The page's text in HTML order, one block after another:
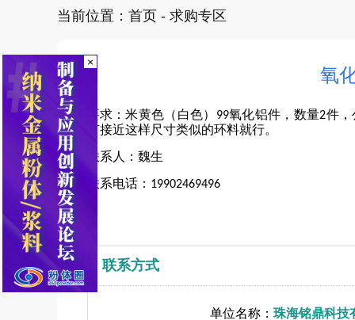
当前位置： 首页 - 求购专区
氧
要求：米黄色（白色） 99氧化铝件，数量2件，
有接近这样尺寸类似的环料就行。
联系人：魏生
联系电话： 19902469496
联系方式
单位名称： 珠海铭鼎科技
×